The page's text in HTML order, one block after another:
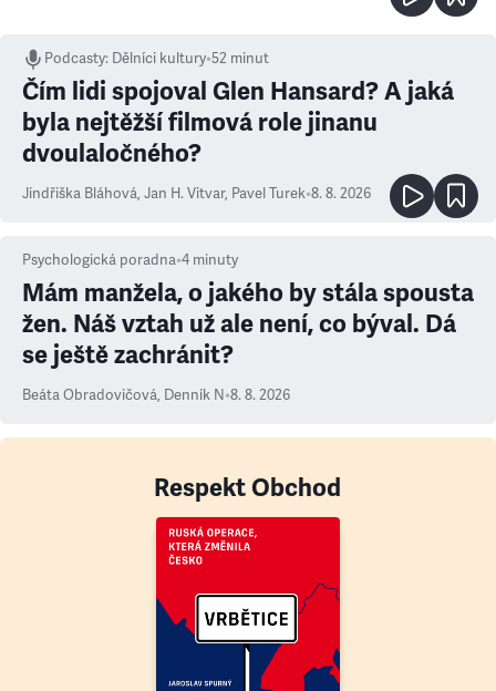
Podcasty: Dělníci kultury•52 minut
Čím lidi spojoval Glen Hansard? A jaká
byla nejtěžší filmová role jinanu
dvoulaločného?
Jindřiška Bláhová, Jan H. Vitvar, Pavel Turek•8. 8. 2026
Psychologická poradna•4 minuty
Mám manžela, o jakého by stála spousta
žen. Náš vztah už ale není, co býval. Dá
se ještě zachránit?
Beáta Obradovičová, Denník N•8. 8. 2026
Respekt Obchod